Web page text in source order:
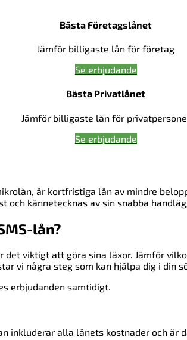
Bästa Företagslånet
Jämför billigaste lån för företag
Se erbjudande
Bästa Privatlånet
Jämför billigaste lån för
Se erbjudande
är kortfristiga lån av mindre
och kännetecknas av sin snabba
lån?
det viktigt att göra sina läxor. Jämför
vi några steg som kan hjälpa dig i din
erbjudanden samtidigt.
inkluderar alla lånets kostnader och är